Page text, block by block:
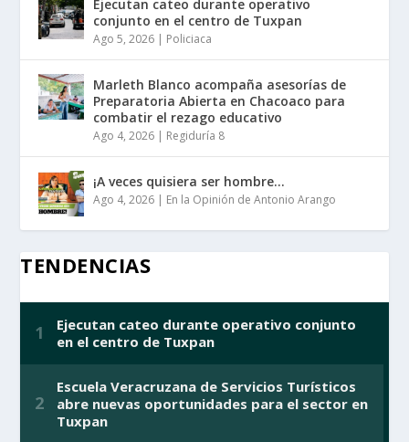
Ejecutan cateo durante operativo
conjunto en el centro de Tuxpan
Ago 5, 2026 Policiaca
Marleth Blanco acompaña asesorías de
Preparatoria Abierta en Chacoaco para
combatir el rezago educativo
Ago 4, 2026 Regiduría 8
¡A veces quisiera ser hombre…
Ago 4, 2026 En la Opinión de Antonio Arango
TENDENCIAS